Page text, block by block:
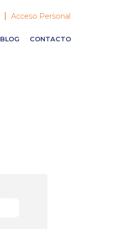
Acceso Personal
BLOG CONTACTO